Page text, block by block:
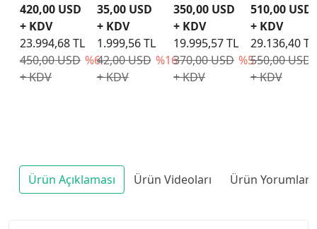
400-ATJL
450,00 USD
+ KDV
%6
420,00 USD
+ KDV
23.994,68 TL
2.5 inç
Sunucu
Disk
Kızağı
42,00 USD
+ KDV
%16
35,00 USD
+ KDV
1.999,56 TL
R510/R620
Sunucu
Diski
370,00 USD
+ KDV
%5
350,00 USD
+ KDV
19.995,57 TL
Plug
Sunucu
Diski
550,00 USD
+ KDV
510,00 USD
+ KDV
29.136,40 TL
Ürün Açıklaması Ürün Videoları Ürün Yorumları